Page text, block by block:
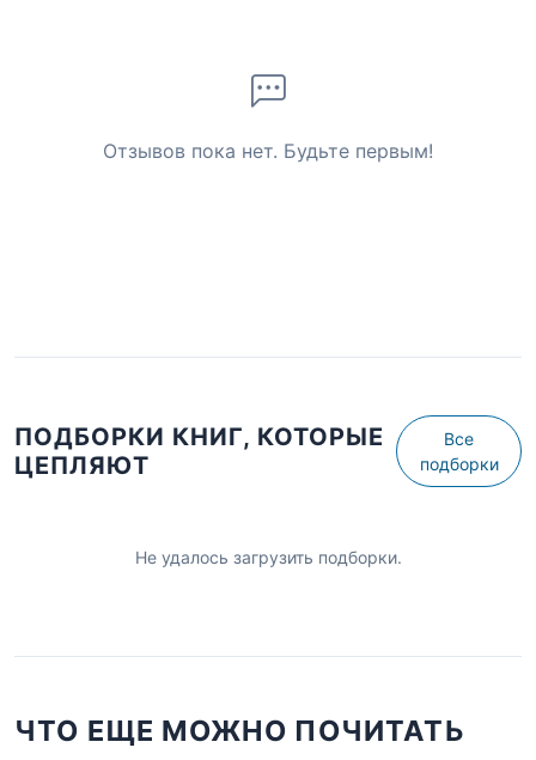
Отзывов пока нет. Будьте первым!
ПОДБОРКИ КНИГ, КОТОРЫЕ
ЦЕПЛЯЮТ
Все
подборки
Не удалось загрузить подборки.
ЧТО ЕЩЕ МОЖНО ПОЧИТАТЬ